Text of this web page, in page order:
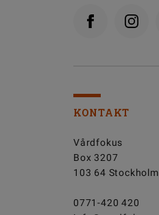
KONTAKT
Vårdfokus
Box 3207
103 64 Stockholm
0771-420 420